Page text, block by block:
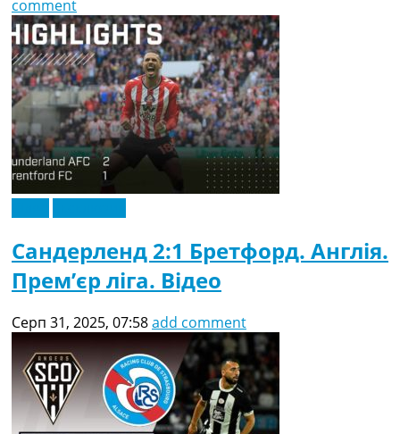
comment
Сандерленд 2:1 Бретфорд. Англія.
Прем’єр ліга. Відео
Серп 31, 2025, 07:58add comment